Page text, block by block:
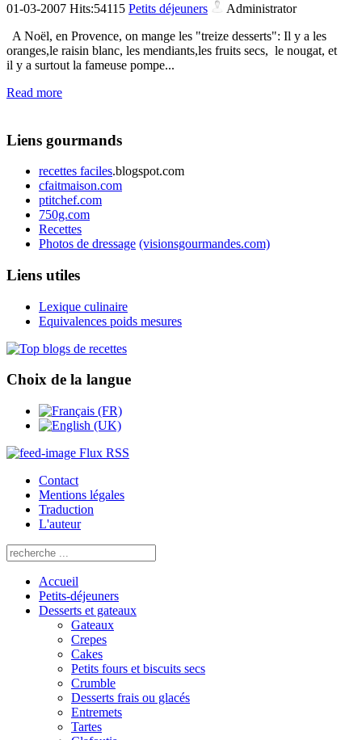
01-03-2007 Hits:54115 Petits déjeuners
Administrator
A Noël, en Provence, on mange les "treize desserts": Il y a les
oranges,le raisin blanc, les mendiants,les fruits secs, le nougat, et
il y a surtout la fameuse pompe...
Read more
Liens gourmands
recettes faciles.blogspot.com
cfaitmaison.com
ptitchef.com
750g.com
Recettes
Photos de dressage (visionsgourmandes.com)
Liens utiles
Lexique culinaire
Equivalences poids mesures
Choix de la langue
Flux RSS
Contact
Mentions légales
Traduction
L'auteur
Accueil
Petits-déjeuners
Desserts et gateaux
Gateaux
Crepes
Cakes
Petits fours et biscuits secs
Crumble
Desserts frais ou glacés
Entremets
Tartes